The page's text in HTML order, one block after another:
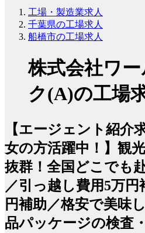
工場・製造業求人
千葉県の工場求人
船橋市の工場求人
株式会社ワ
ク(A)の工場
【エージェント紹介
女の方活躍中！】観
抜群！全国どこでも
／引っ越し費用5万円
円補助／格安で美味
品パッケージの検査